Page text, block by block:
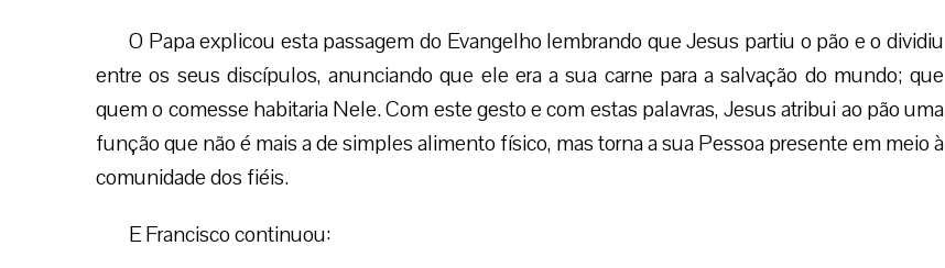
O Papa explicou esta passagem do Evangelho lembrando que Jesus partiu o pão e o dividiu
entre os seus discípulos, anunciando que ele era a sua carne para a salvação do mundo; que
quem o comesse habitaria Nele. Com este gesto e com estas palavras, Jesus atribui ao pão uma
função que não é mais a de simples alimento físico, mas torna a sua Pessoa presente em meio à
comunidade dos fiéis.
E Francisco continuou: